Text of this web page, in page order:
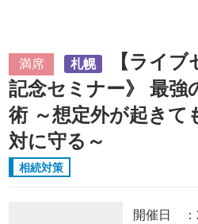
満席 札幌
【ライブ
記念セミナー》 最強
術 ～想定外が起きて
対に守る～
相続対策
開催日